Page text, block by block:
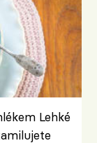
Lehké